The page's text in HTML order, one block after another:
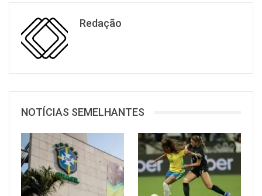
Redação
NOTÍCIAS SEMELHANTES